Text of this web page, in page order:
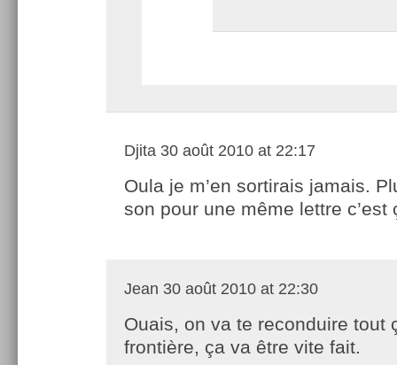
Djita 30 août 2010 at 22:17
Oula je m’en sortirais jamais.
son pour une même lettre c’est
Jean 30 août 2010 at 22:30
Ouais, on va te reconduire tout
frontière, ça va être vite fait.